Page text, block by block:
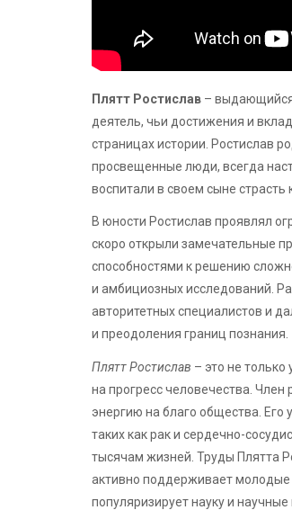
Плятт Ростислав – выдающийся
деятель, чьи достижения и
страницах истории. Ростислав
просвещенные люди, всегда
воспитали в своем сыне
В юности Ростислав проявлял
скоро открыли замечательные
способностями к решению
и амбициозных исследований.
авторитетных специалистов и
и преодоления границ познания.
Плятт Ростислав – это не
на прогресс человечества. Член
энергию на благо общества. Его
таких как рак и сердечно-
тысячам жизней. Труды Плятта
активно поддерживает молодые
популяризирует науку и